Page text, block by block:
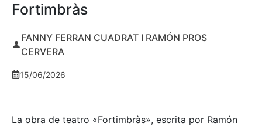
Fortimbràs
FANNY FERRAN CUADRAT I RAMÓN PROS
CERVERA
15/06/2026
La obra de teatro «Fortimbràs», escrita por Ramón